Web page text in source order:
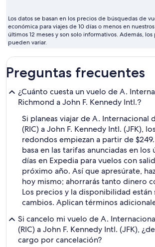
suele
ser
febrero
Los datos se basan en los precios de búsquedas de
económica para viajes de 10 días o menos en
últimos 12 meses y son solo informativos. Además, los
pueden variar.
Preguntas frecuentes
¿Cuánto cuesta un vuelo de A.
Richmond a John F. Kennedy Intl.?
Si planeas viajar de A. Internacional
(RIC) a John F. Kennedy Intl. (JFK),
redondos empiezan a partir de
basa en las tarifas anunciadas en
días en Expedia para vuelos con
próximo año. Así que apresúrate,
hoy mismo; ahorrarás tanto dinero
Los precios y la disponibilidad están
cambios. Aplican términos
Si cancelo mi vuelo de A.
(RIC) a John F. Kennedy Intl. (JFK),
cargo por cancelación?